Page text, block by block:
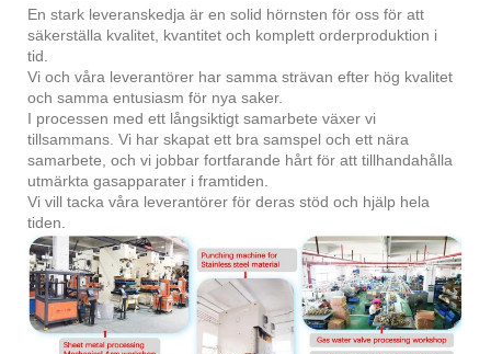
En stark leveranskedja är en solid hörnsten för oss för att
säkerställa kvalitet, kvantitet och komplett orderproduktion i
tid.
Vi och våra leverantörer har samma strävan efter hög kvalitet
och samma entusiasm för nya saker.
I processen med ett långsiktigt samarbete växer vi
tillsammans. Vi har skapat ett bra samspel och ett nära
samarbete, och vi jobbar fortfarande hårt för att tillhandahålla
utmärkta gasapparater i framtiden.
Vi vill tacka våra leverantörer för deras stöd och hjälp hela
tiden.